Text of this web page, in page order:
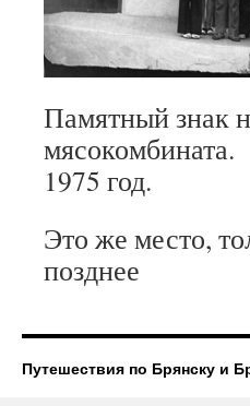
Памятный знак
мясокомбината.
1975 год.
Это же место,
позднее
Путешествия по Брянску и